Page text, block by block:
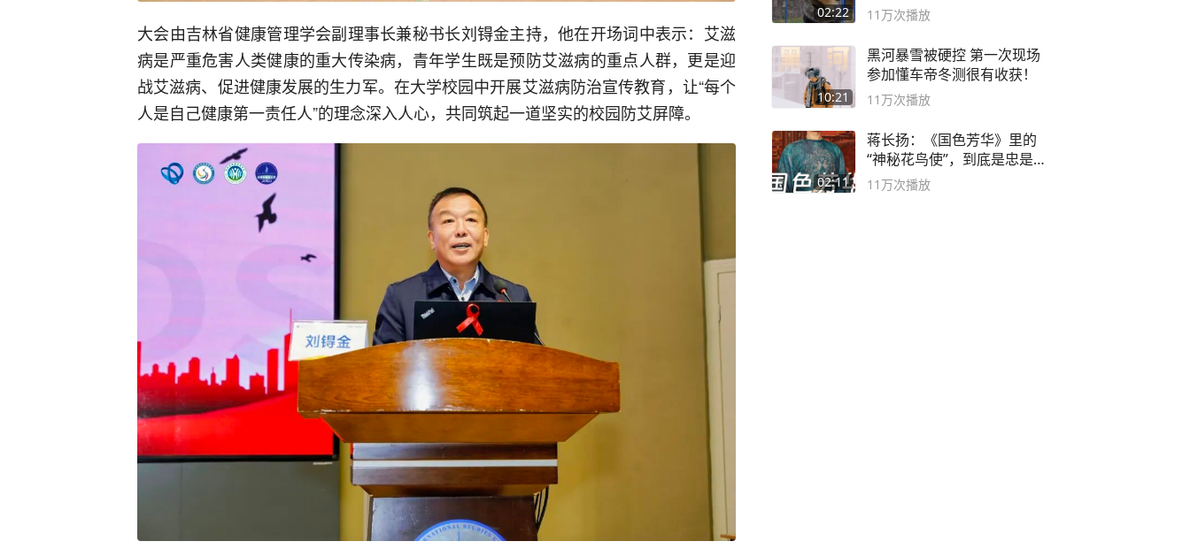
大会由吉林省健康管理学会副理事长兼秘书长刘锝金主持，他在开场词中表示：艾滋
病是严重危害人类健康的重大传染病，青年学生既是预防艾滋病的重点人群，更是迎
战艾滋病、促进健康发展的生力军。在大学校园中开展艾滋病防治宣传教育，让“每个
人是自己健康第一责任人”的理念深入人心，共同筑起一道坚实的校园防艾屏障。
02:22 11万次播放
10:21
黑河暴雪被硬控 第一次现场
参加懂车帝冬测很有收获！
11万次播放
02:11
蒋长扬：《国色芳华》里的
“神秘花鸟使”，到底是忠是
奸？
11万次播放